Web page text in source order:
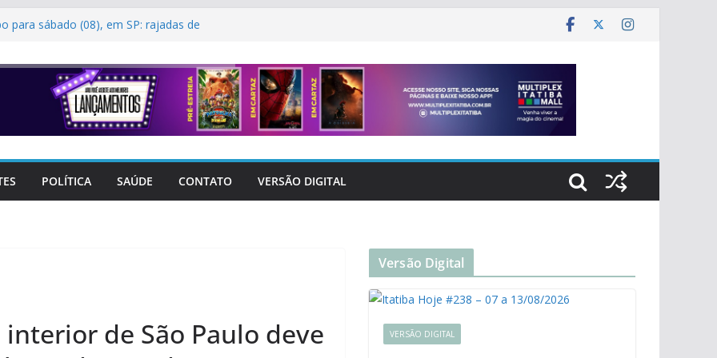
para sábado (08), em SP: rajadas de
de Itatiba realiza primeira Sessão
do Homem-Aranha, sessão especial de
para toda a família movimentam o
POLÍTICA SAÚDE CONTATO VERSÃO DIGITAL
de São Paulo deve
Versão Digital
VERSÃO DIGITAL